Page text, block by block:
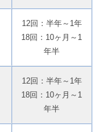
12回：半年～1年
18回：10ヶ月～1
年半
12回：半年～1年
18回：10ヶ月～1
年半